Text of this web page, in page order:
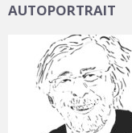
AUTOPORTRAIT